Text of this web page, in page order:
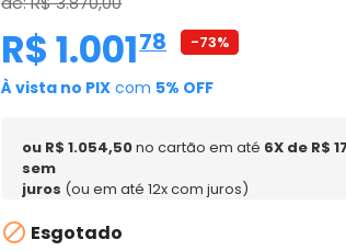
R$ 1.001,
78 -73%
À vista no PIX com 5% OFF
ou R$ 1.054,50no cartão em até 6X de R$
sem
juros (ou em até 12x com juros)
 Esgotado